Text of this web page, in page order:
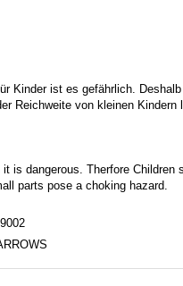
Kinder ist es gefährlich.
Reichweite von kleinen Kindern
is dangerous. Therfore Children
parts pose a choking hazard.